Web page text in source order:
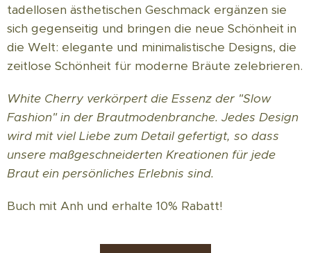
tadellosen ästhetischen Geschmack ergänzen sie
sich gegenseitig und bringen die neue Schönheit in
die Welt: elegante und minimalistische Designs, die
zeitlose Schönheit für moderne Bräute zelebrieren.
White Cherry verkörpert die Essenz der "Slow
Fashion" in der Brautmodenbranche. Jedes Design
wird mit viel Liebe zum Detail gefertigt, so dass
unsere maßgeschneiderten Kreationen für jede
Braut ein persönliches Erlebnis sind.
Buch mit Anh und erhalte 10% Rabatt!